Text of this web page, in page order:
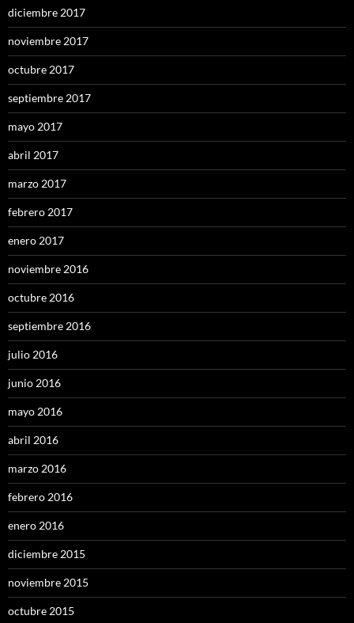
diciembre 2017
noviembre 2017
octubre 2017
septiembre 2017
mayo 2017
abril 2017
marzo 2017
febrero 2017
enero 2017
noviembre 2016
octubre 2016
septiembre 2016
julio 2016
junio 2016
mayo 2016
abril 2016
marzo 2016
febrero 2016
enero 2016
diciembre 2015
noviembre 2015
octubre 2015